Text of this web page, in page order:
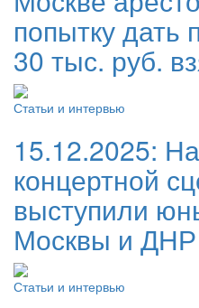
попытку дать
30 тыс. руб.
Статьи и интервью
15.12.2025:
концертной
выступили
Москвы и ДНР
Статьи и интервью